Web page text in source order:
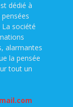
dédié à
société
alarmantes
la pensée
tout un